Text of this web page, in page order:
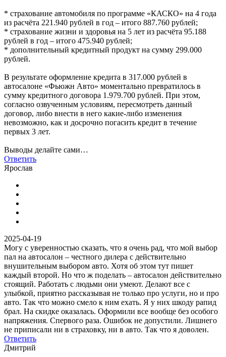
* страхование автомобиля по программе «КАСКО» на 4 года
из расчёта 221.940 рублей в год – итого 887.760 рублей;
* страхование жизни и здоровья на 5 лет из расчёта 95.188
рублей в год – итого 475.940 рублей;
* дополнительный кредитный продукт на сумму 299.000
рублей.
В результате оформление кредита в 317.000 рублей в
автосалоне «Фьюжн Авто» моментально превратилось в
сумму кредитного договора 1.979.700 рублей. При этом,
согласно озвученным условиям, пересмотреть данный
договор, либо внести в него какие-либо изменения
невозможно, как и досрочно погасить кредит в течение
первых 3 лет.
Выводы делайте сами…
Ответить
Ярослав
2025-04-19
Могу с уверенностью сказать, что я очень рад, что мой выбор
пал на автосалон – честного дилера с действительно
внушительным выбором авто. Хотя об этом тут пишет
каждый второй. Но что ж поделать – автосалон действительно
стоящий. Работать с людьми они умеют. Делают все с
улыбкой, приятно рассказывая не только про услуги, но и про
авто. Так что можно смело к ним ехать. Я у них шкоду рапид
брал. На скидке оказалась. Оформили все вообще без особого
напряжения. Спервого раза. Ошибок не допустили. Лишнего
не приписали ни в страховку, ни в авто. Так что я доволен.
Ответить
Дмитрий